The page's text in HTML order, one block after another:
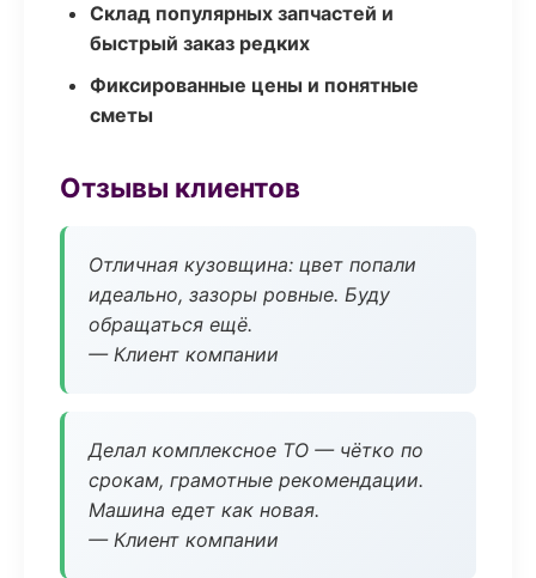
Склад популярных запчастей и
быстрый заказ редких
Фиксированные цены и понятные
сметы
Отзывы клиентов
Отличная кузовщина: цвет попали
идеально, зазоры ровные. Буду
обращаться ещё.
— Клиент компании
Делал комплексное ТО — чётко по
срокам, грамотные рекомендации.
Машина едет как новая.
— Клиент компании